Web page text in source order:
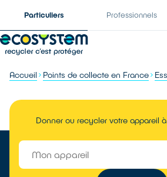
Particuliers Professionnels
Accueil Points de collecte en France
Donner ou recycler votre appareil